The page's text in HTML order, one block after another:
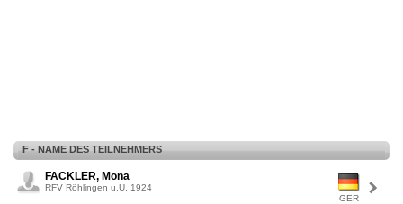
F - NAME DES TEILNEHMERS
GER
FACKLER, Mona
RFV Röhlingen u.U. 1924